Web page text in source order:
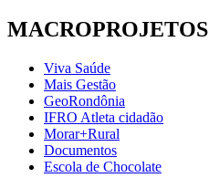
MACROPROJETOS
Viva Saúde
Mais Gestão
GeoRondônia
IFRO Atleta cidadão
Morar+Rural
Documentos
Escola de Chocolate